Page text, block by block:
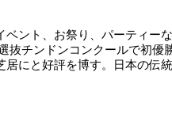
ント、お祭り、パーティ
抜チンドンコンクールで初
にと好評を博す。日本の伝